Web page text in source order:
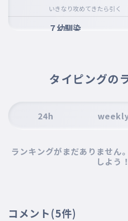
いきなり攻めてきたら引く
７幼馴染
８クロノみたいな人
８くろのみたいなひと
タイピングの
24h
ランキングがまだありません
しよう！
コメント (5件)